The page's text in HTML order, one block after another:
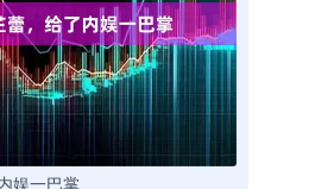
娱一巴掌